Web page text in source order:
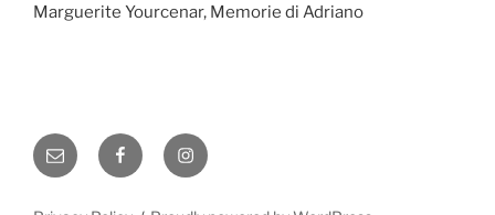
Marguerite Yourcenar, Memorie di Adriano
Email FacebookInstagram